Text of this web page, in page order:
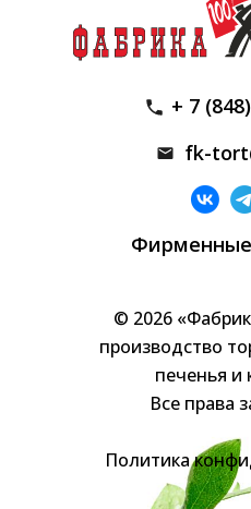
+ 7
fk-
© 2026
производство
печенья и
Все права
Политика